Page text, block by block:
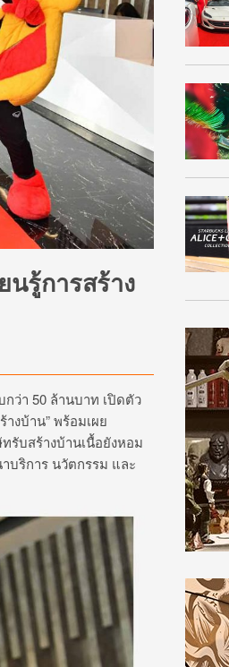
นรู้การสร้าง
ว่า 50 ล้านบาท เปิดตัว
งบ้าน” พร้อมเผย
รับสร้างบ้านเนื้อยังหอม
บริการ นวัตกรรม และ